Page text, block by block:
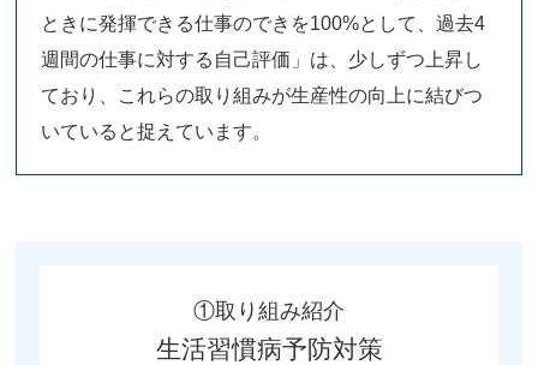
ときに発揮できる仕事のできを100%として、過去4
週間の仕事に対する自己評価」は、少しずつ上昇し
ており、これらの取り組みが生産性の向上に結びつ
いていると捉えています。
①取り組み紹介
生活習慣病予防対策